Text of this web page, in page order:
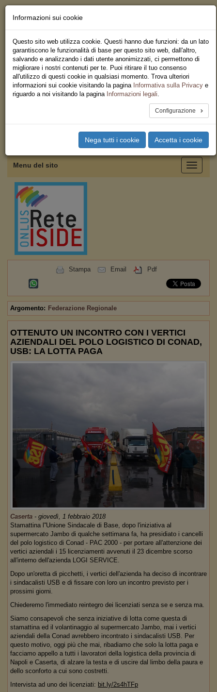
Servizi
Iscriviti
Ricerca
Area Stampa
Privacy
Federazione Regionale USB
Toggle
Menu del sito
Stampa Email Pdf
Argomento: Federazione Regionale
OTTENUTO UN INCONTRO CON I VERTICI
AZIENDALI DEL POLO LOGISTICO DI CONAD,
USB: LA LOTTA PAGA
Caserta - giovedì, 1 febbraio 2018
Stamattina l''Unione Sindacale di Base, dopo l'iniziativa al
supermercato Jambo di qualche settimana fa, ha presidiato i cancelli
del polo logistico di Conad - PAC 2000 - per portare all'attenzione dei
vertici aziendali i 15 licenziamenti avvenuti il 23 dicembre scorso
all'interno dell'azienda LOGI SERVICE.
Dopo un'oretta di picchetti, i vertici dell'azienda ha deciso di incontrare
i sindacalisti USB e di fissare con loro un incontro previsto per i
prossimi giorni.
Chiederemo l'immediato reintegro dei licenziati senza se e senza ma.
Siamo consapevoli che senza iniziative di lotta come questa di
stamattina ed il volantinaggio al supermercato Jambo, mai i vertici
aziendali della Conad avrebbero incontrato i sindacalisti USB. Per
questo motivo, oggi più che mai, ribadiamo che solo la lotta paga e
facciamo appello a tutti i lavoratori della logistica della provincia di
Napoli e Caserta, di alzare la testa e di uscire dal limbo della paura e
dello sconforto a cui sono costretti.
Intervista ad uno dei licenziati: bit.ly/2s4hTFp
Informazioni sui cookie
Questo sito web utilizza cookie. Questi hanno due funzioni: da un lato
garantiscono le funzionalità di base per questo sito web, dall'altro,
salvando e analizzando i dati utente anonimizzati, ci permettono di
migliorare i nostri contenuti per te. Puoi ritirare il tuo consenso
all'utilizzo di questi cookie in qualsiasi momento. Trova ulteriori
informazioni sui cookie visitando la pagina Informativa sulla Privacy e
riguardo a noi visitando la pagina Informazioni legali.
Configurazione
Nega tutti i cookie Accetta i cookie